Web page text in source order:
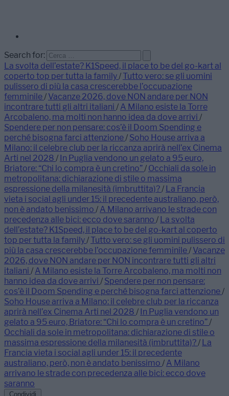
Search for:
La svolta dell’estate? K1Speed, il place to be del go-kart al
coperto top per tutta la family/ Tutto vero: se gli uomini
pulissero di più la casa crescerebbe l’occupazione
femminile/ Vacanze 2026, dove NON andare per NON
incontrare tutti gli altri italiani / A Milano esiste la Torre
Arcobaleno, ma molti non hanno idea da dove arrivi /
Spendere per non pensare: cos’è il Doom Spending e
perché bisogna farci attenzione/ Soho House arriva a
Milano: il celebre club per la riccanza aprirà nell’ex Cinema
Arti nel 2028 / In Puglia vendono un gelato a 95 euro,
Briatore: “Chi lo compra è un cretino”/ Occhiali da sole in
metropolitana: dichiarazione di stile o massima
espressione della milanesità (imbruttita)?/ La Francia
vieta i social agli under 15: il precedente australiano, però,
non è andato benissimo / A Milano arrivano le strade con
precedenza alle bici: ecco dove saranno / La svolta
dell’estate? K1Speed, il place to be del go-kart al coperto
top per tutta la family/ Tutto vero: se gli uomini pulissero di
più la casa crescerebbe l’occupazione femminile/ Vacanze
2026, dove NON andare per NON incontrare tutti gli altri
italiani / A Milano esiste la Torre Arcobaleno, ma molti non
hanno idea da dove arrivi / Spendere per non pensare:
cos’è il Doom Spending e perché bisogna farci attenzione/
Soho House arriva a Milano: il celebre club per la riccanza
aprirà nell’ex Cinema Arti nel 2028 / In Puglia vendono un
gelato a 95 euro, Briatore: “Chi lo compra è un cretino”/
Occhiali da sole in metropolitana: dichiarazione di stile o
massima espressione della milanesità (imbruttita)?/ La
Francia vieta i social agli under 15: il precedente
australiano, però, non è andato benissimo / A Milano
arrivano le strade con precedenza alle bici: ecco dove
saranno
Condividi